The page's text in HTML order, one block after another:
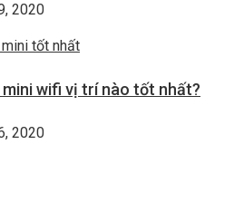
2020
wifi vị trí nào tốt nhất?
2020